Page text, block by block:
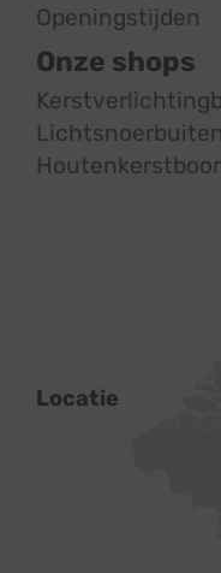
Openingstijden
Onze shops
Locatie